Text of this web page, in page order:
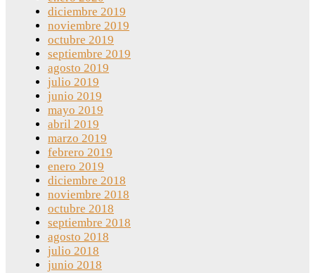
diciembre 2019
noviembre 2019
octubre 2019
septiembre 2019
agosto 2019
julio 2019
junio 2019
mayo 2019
abril 2019
marzo 2019
febrero 2019
enero 2019
diciembre 2018
noviembre 2018
octubre 2018
septiembre 2018
agosto 2018
julio 2018
junio 2018